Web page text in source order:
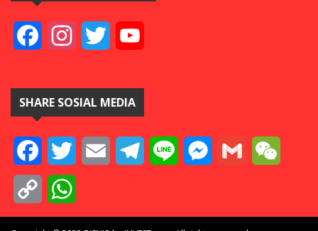
FacebookInstagramTwitter
SHARE SOSIAL MEDIA
FacebookTwitter Email TelegramLine Messenger
Gmail
Copy
Link